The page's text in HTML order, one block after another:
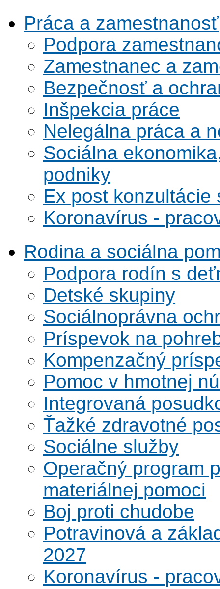
Práca a zamestnanosť
Podpora
Zamestnanec a
Bezpečnosť a
Inšpekcia práce
Nelegálna práca a
Sociálna
podniky
Ex post
Koronavírus -
Rodina a sociálna
Podpora rodín s
Detské skupiny
Sociálnoprávna
Príspevok na
Kompenzačný
Pomoc v hmotnej
Integrovaná
Ťažké zdravotné
Sociálne služby
Operačný program
materiálnej pomoci
Boj proti chudobe
Potravinová a
2027
Koronavírus -